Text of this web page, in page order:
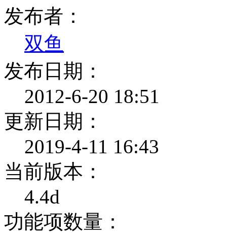
发布者：
双鱼
发布日期：
2012-6-20 18:51
更新日期：
2019-4-11 16:43
当前版本：
4.4d
功能项数量：